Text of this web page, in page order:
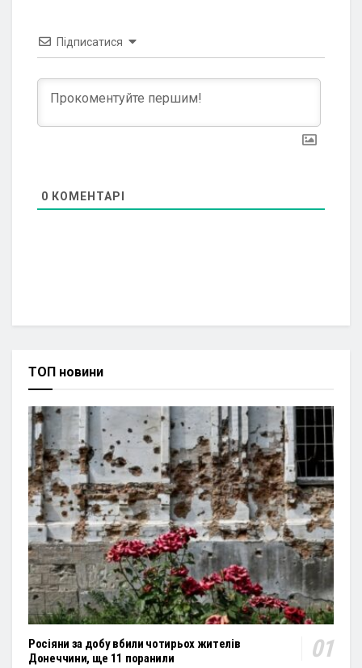
Підписатися
0 КОМЕНТАРІ
ТОП новини
Росіяни за добу вбили чотирьох жителів
Донеччини, ще 11 поранили